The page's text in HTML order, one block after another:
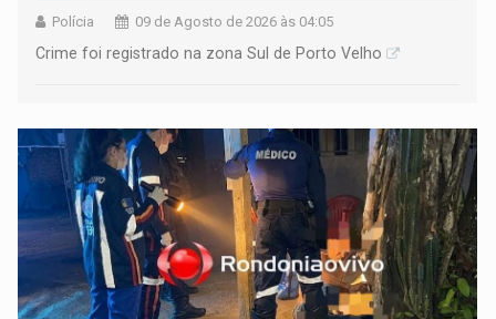
Polícia 09 de Agosto de 2026 às 04:05
Crime foi registrado na zona Sul de Porto Velho